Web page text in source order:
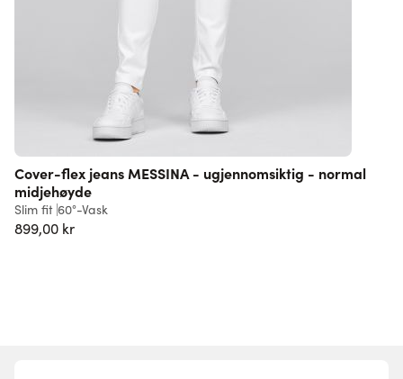
Cover-flex jeans MESSINA - ugjennomsiktig - normal
midjehøyde
Slim fit 60°-Vask
899,00 kr